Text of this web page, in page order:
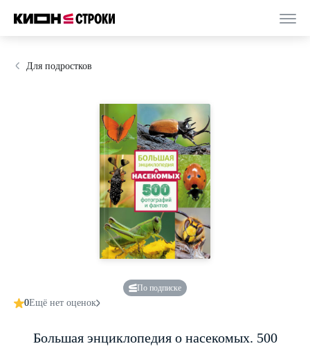
Для подростков
По подписке
0Ещё нет оценок
Большая энциклопедия о насекомых. 500